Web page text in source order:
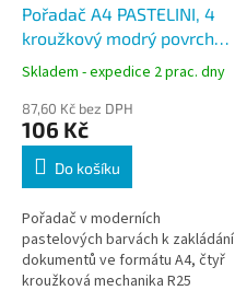
Pořadač A4 PASTELINI, 4
kroužkový modrý povrch
lamino, hřbet 4 cm,
kapacita 240 listů
Skladem - expedice 2 prac. dny
87,60 Kč bez DPH
106 Kč
Do košíku
Pořadač v moderních
pastelových barvách k zakládání
dokumentů ve formátu A4, čtyř
kroužková mechanika R25